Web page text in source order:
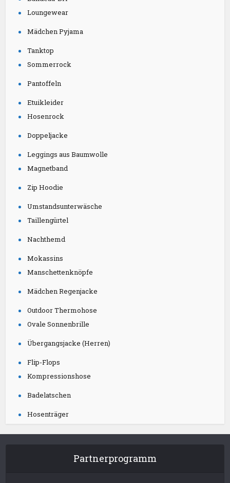
Loungewear
Mädchen Pyjama
Tanktop
Sommerrock
Pantoffeln
Etuikleider
Hosenrock
Doppeljacke
Leggings aus Baumwolle
Magnetband
Zip Hoodie
Umstandsunterwäsche
Taillengürtel
Nachthemd
Mokassins
Manschettenknöpfe
Mädchen Regenjacke
Outdoor Thermohose
Ovale Sonnenbrille
Übergangsjacke (Herren)
Flip-Flops
Kompressionshose
Badelatschen
Hosenträger
Partnerprogramm